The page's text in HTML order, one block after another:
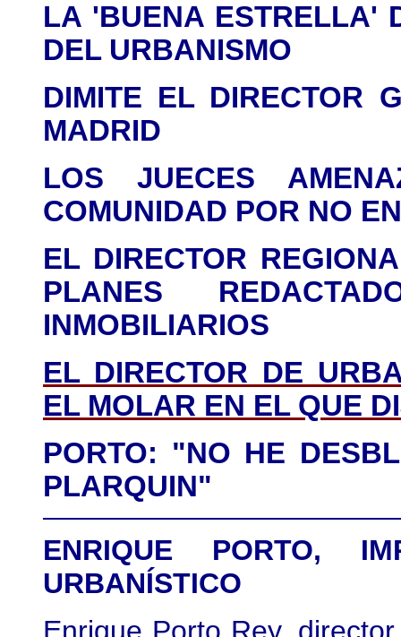
LA 'BUENA ESTRELLA'
DEL URBANISMO
DIMITE EL DIRECTOR
MADRID
LOS JUECES
COMUNIDAD POR NO
EL DIRECTOR
PLANES
INMOBILIARIOS
EL DIRECTOR DE
EL MOLAR EN EL QUE
PORTO: "NO HE
PLARQUIN"
ENRIQUE PORTO,
URBANÍSTICO